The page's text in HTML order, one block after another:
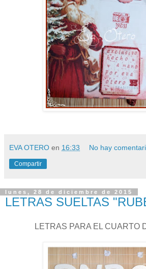
EVA OTERO en 16:33 No hay
Compartir
lunes, 28 de diciembre de 2015
LETRAS SUELTAS
LETRAS PARA EL CUARTO